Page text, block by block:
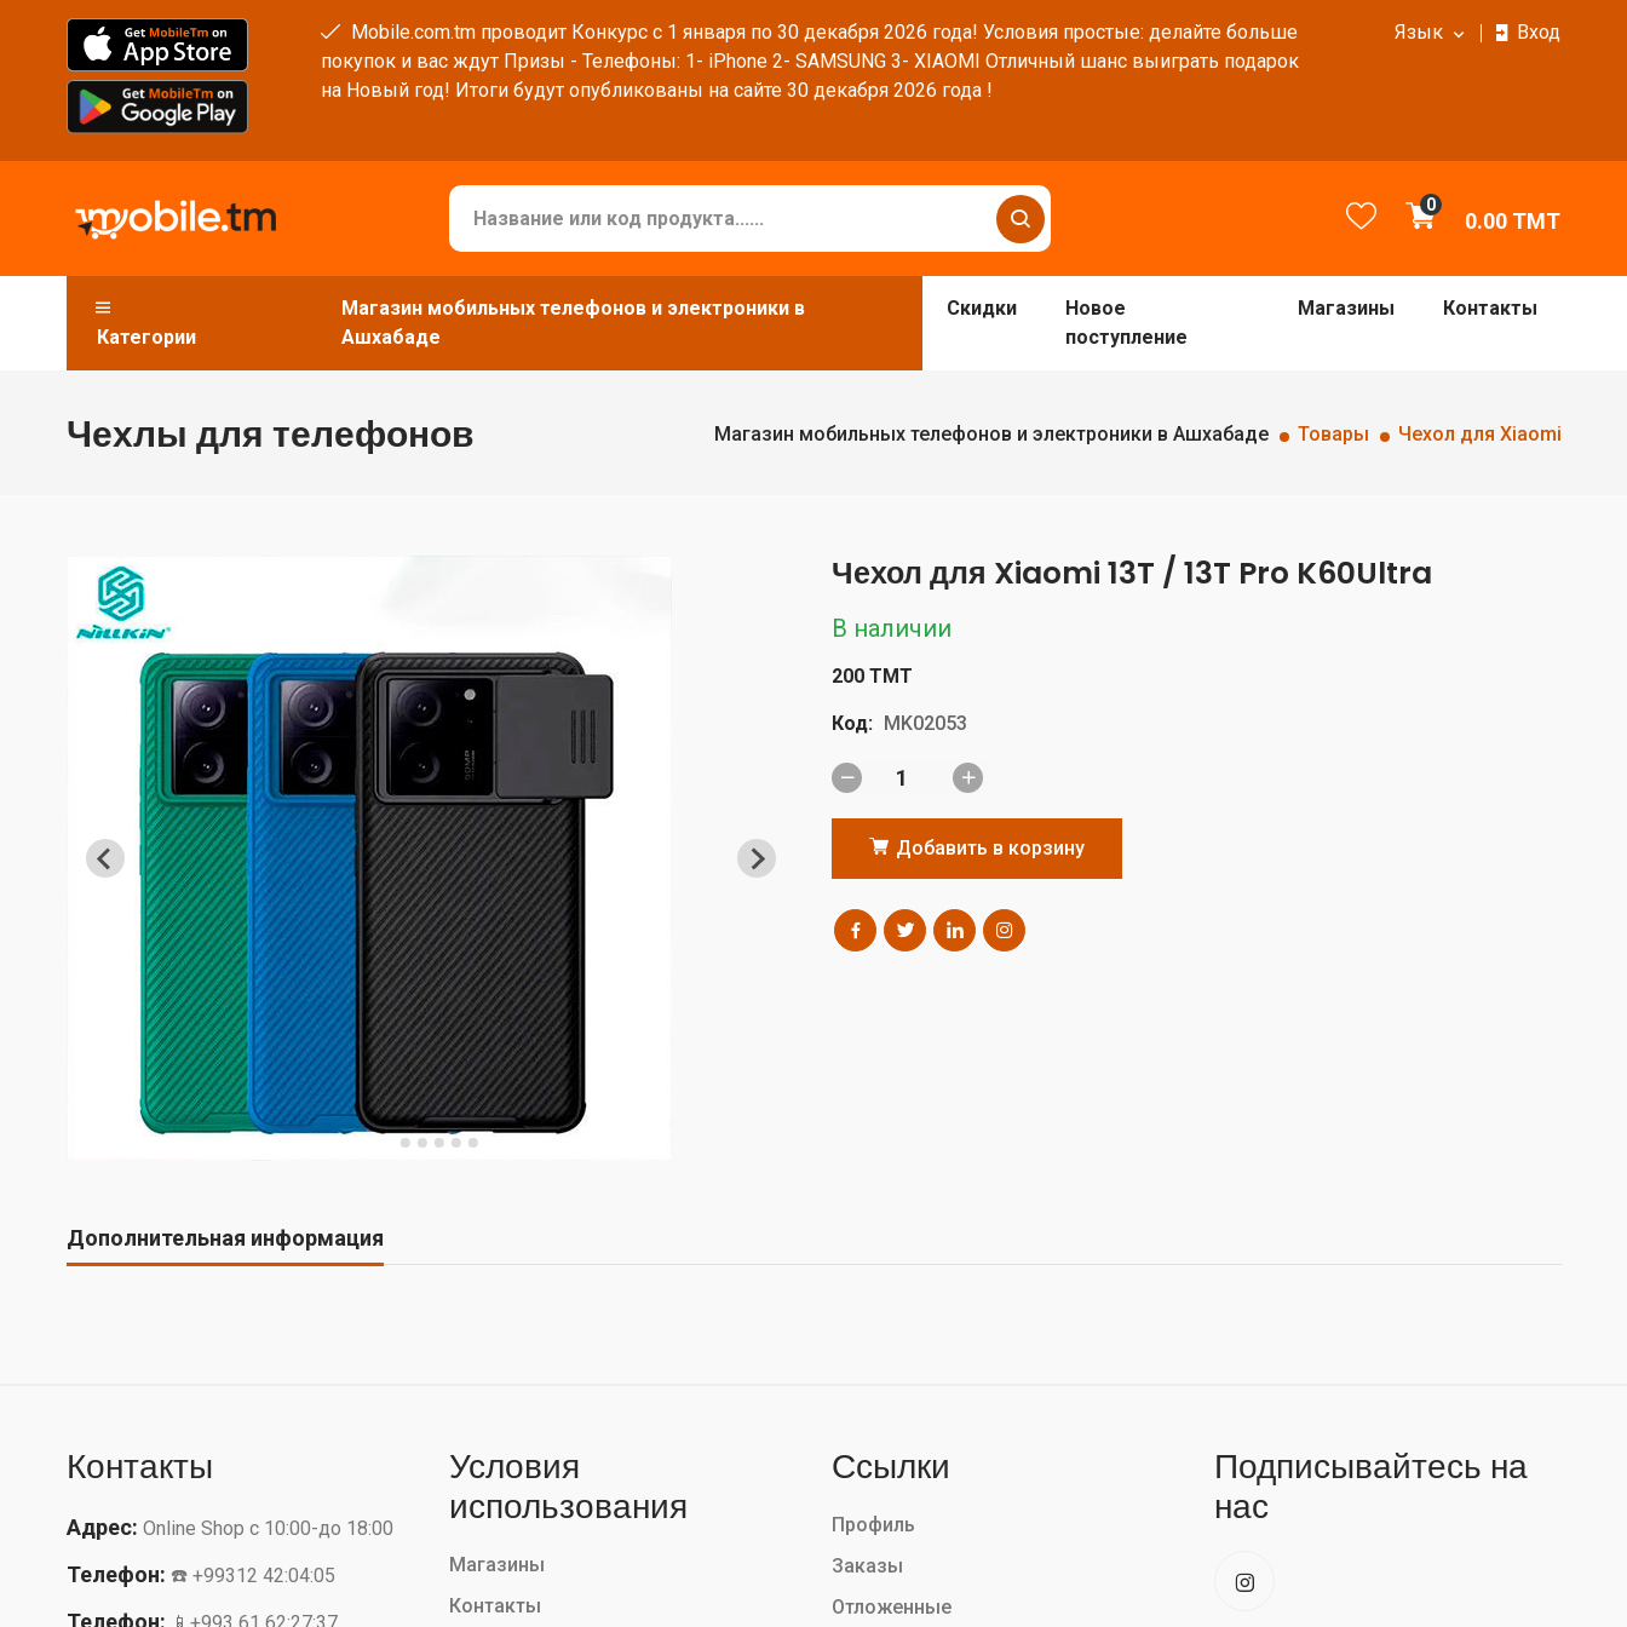
Mobile.com.tm проводит Конкурс с 1 января по 30 декабря 2026 года! Условия простые: делайте больше
покупок и вас ждут Призы - Телефоны: 1- iPhone 2- SAMSUNG 3- XIAOMI Отличный шанс выиграть подарок
на Новый год! Итоги будут опубликованы на сайте 30 декабря 2026 года !
Язык Вход
0
0.00 TMT
Категории
Магазин мобильных телефонов и электроники в
Ашхабаде
Скидки
Новое
поступление
Магазины Контакты
Чехлы для телефонов Магазин мобильных телефонов и электроники в Ашхабаде Товары Чехол для Xiaomi
Чехол для Xiaomi 13T / 13T Pro K60Ultra
В наличии
200 TMT
Код: MK02053
Добавить в корзину
Дополнительная информация
Контакты
Адрес: Online Shop с 10:00-до 18:00
Телефон: ☎️ +99312 42:04:05
Условия
использования
Магазины
Контакты
Ссылки
Профиль
Заказы
Отложенные
Подписывайтесь на
нас